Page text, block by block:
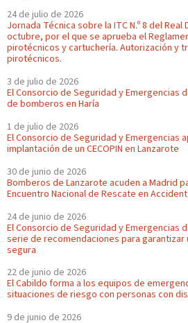
24 de julio de 2026
Jornada Técnica sobre la ITC N.º 8 del
octubre, por el que se aprueba el
pirotécnicos y cartuchería. Autorización y
pirotécnicos.
3 de julio de 2026
El Consorcio de Seguridad y Emergencias
de bomberos en Haría
1 de julio de 2026
El Consorcio de Seguridad y Emergencias
implantación de un CECOPIN en Lanzarote
30 de junio de 2026
Bomberos de Lanzarote acuden a Madrid
Encuentro Nacional de Rescate en
24 de junio de 2026
El Consorcio de Seguridad y Emergencias
serie de recomendaciones para garantizar
segura
22 de junio de 2026
El Cabildo forma a los equipos de
situaciones de riesgo con personas con
9 de junio de 2026